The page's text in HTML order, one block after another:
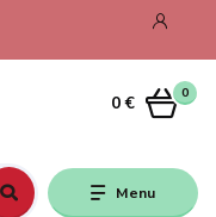
Menu
0
0 €